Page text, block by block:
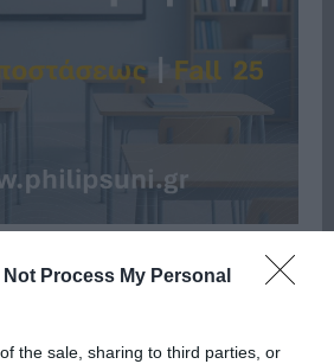
Not Process My Personal
the sale, sharing to third parties, or
Δημοφιλή